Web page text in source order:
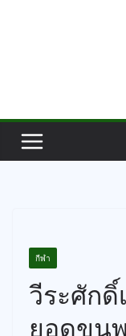
กีฬา
วีระศักดิ์
ยอดขุน